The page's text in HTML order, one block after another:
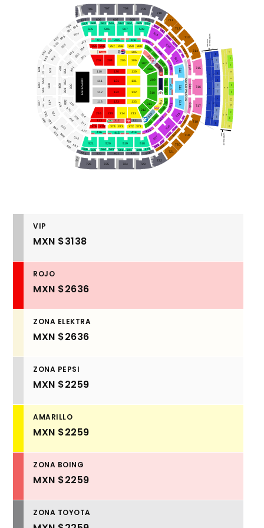
300
400
500
600
627
601
603
604
605
705
606
706 707 708
709
710
711
712
713
714
715
716
717
718
719
720
721
722
723
724
725
726
727
607 608 609
610
611
612
613
602
550
551
552
501
502
553
554
503
555
556
504
557
558 505
559 560 561 562 563 564 565 566
506 507 508
509
567
568
510
569
570
511
571
572
512
513 614
615
SUPER PALCOS
514
515 573
616
574
516
576
577
618
578
579
619
580
581
620
621
622
623
582
575
617
517
518
519
520
583
584
585
586
521
522
587
624
588
523
589
625
590
524
591
626
592
525
593
594
595
401
402
404 405 406 407
408
409
403
350
351
352
353
354 355 356 357 358 359
305
360 361
362
363
364
365
410
411
412
366
367
368
369
370
413
371
372
414
415
416
417
373
374
375
376
377
378
418
379
380
419
381
301
302
303
306
307
308
309
310
311
312
313
314
315
304
SUPER PALCO
PLATINO
SUPER PALCO
ORO
2 7
10
11
7
7VL
8VL
10
11
12
8
12
13
14
15
16
16VL
5
ESCENARIO
203
110
111
112
113
120
121
122
123
130
131
132
133
204 206
205
207
208
209
210
211
212
213
214
215
216
VIP
MXN $3138
ROJO
MXN $2636
ZONA ELEKTRA
MXN $2636
ZONA PEPSI
MXN $2259
AMARILLO
MXN $2259
ZONA BOING
MXN $2259
ZONA TOYOTA